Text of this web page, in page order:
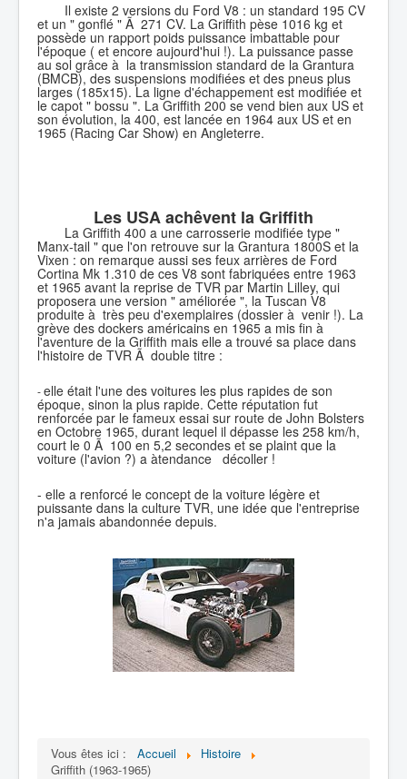
Il existe 2 versions du Ford V8 : un standard 195 CV
et un " gonflé " Ã 271 CV. La Griffith pèse 1016 kg et
possède un rapport poids puissance imbattable pour
l'époque ( et encore aujourd'hui !). La puissance passe
au sol grâce à la transmission standard de la Grantura
(BMCB), des suspensions modifiées et des pneus plus
larges (185x15). La ligne d'échappement est modifiée et
le capot " bossu ". La Griffith 200 se vend bien aux US et
son évolution, la 400, est lancée en 1964 aux US et en
1965 (Racing Car Show) en Angleterre.
Les USA achêvent la Griffith
La Griffith 400 a une carrosserie modifiée type "
Manx-tail " que l'on retrouve sur la Grantura 1800S et la
Vixen : on remarque aussi ses feux arrières de Ford
Cortina Mk 1.310 de ces V8 sont fabriquées entre 1963
et 1965 avant la reprise de TVR par Martin Lilley, qui
proposera une version " améliorée ", la Tuscan V8
produite à très peu d'exemplaires (dossier à venir !). La
grève des dockers américains en 1965 a mis fin à
l'aventure de la Griffith mais elle a trouvé sa place dans
l'histoire de TVR Ã double titre :
-elle était l'une des voitures les plus rapides de son
époque, sinon la plus rapide. Cette réputation fut
renforcée par le fameux essai sur route de John Bolsters
en Octobre 1965, durant lequel il dépasse les 258 km/h,
court le 0 Ã 100 en 5,2 secondes et se plaint que la
voiture (l'avion ?) a àtendance décoller !
- elle a renforcé le concept de la voiture légère et
puissante dans la culture TVR, une idée que l'entreprise
n'a jamais abandonnée depuis.
Vous êtes ici : Accueil
Histoire
Griffith (1963-1965)